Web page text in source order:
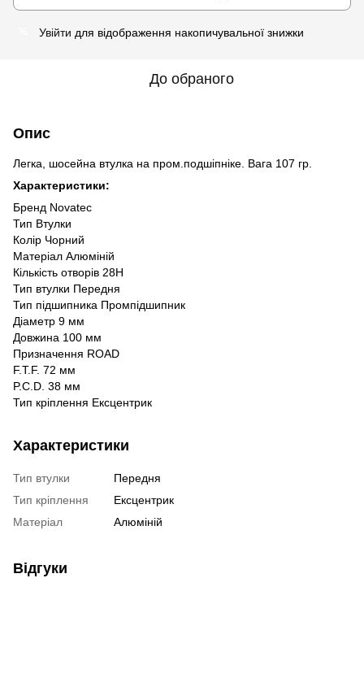
Увійти для відображення накопичувальної знижки
До обраного
Опис
Легка, шосейна втулка на пром.подшіпніке. Вага 107 гр.
Характеристики:
Бренд Novatec
Тип Втулки
Колір Чорний
Матеріал Алюміній
Кількість отворів 28H
Тип втулки Передня
Тип підшипника Промпідшипник
Діаметр 9 мм
Довжина 100 мм
Призначення ROAD
F.T.F. 72 мм
P.C.D. 38 мм
Тип кріплення Ексцентрик
Характеристики
Тип втулки
Передня
Тип кріплення
Ексцентрик
Матеріал
Алюміній
Відгуки